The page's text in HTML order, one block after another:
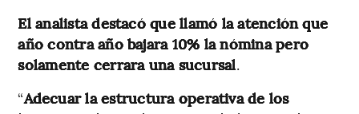
El analista destacó que llamó la atención que
año contra año bajara 10% la nómina pero
solamente cerrara una sucursal.
“Adecuar la estructura operativa de los